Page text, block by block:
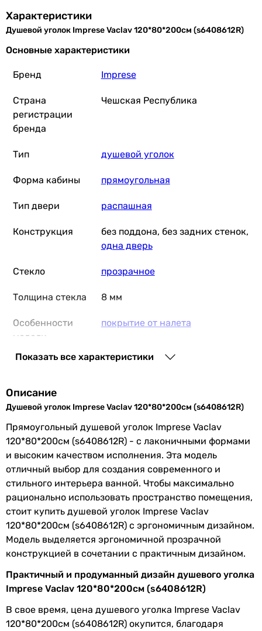
Характеристики
Душевой уголок Imprese Vaclav 120*80*200см (s6408612R)
Основные характеристики
Бренд Imprese
Страна
регистрации
бренда
Чешская Республика
Тип душевой уголок
Форма кабины прямоугольная
Тип двери распашная
Конструкция
без поддона, без задних стенок,
одна дверь
Стекло прозрачное
Толщина стекла 8 мм
Особенности
модели
покрытие от налета
Технологии Easy Clean
Материал
профиля
Комплектация профиль, витраж, дверь,ручка
петли, уплотнитель
силиконовый
Производство Чешская Республика
Физические характеристики
Ширина 120 см
Глубина
Высота 200 см
Цвет профиля хром
Показать все характеристики
Описание
Душевой уголок Imprese Vaclav 120*80*200см (s6408612R)
Прямоугольный душевой уголок Imprese Vaclav
120*80*200см (s6408612R) - с лаконичными формами
и высоким качеством исполнения. Эта модель
отличный выбор для создания современного и
стильного интерьера ванной. Чтобы максимально
рационально использовать пространство помещения,
стоит купить душевой уголок Imprese Vaclav
120*80*200см (s6408612R) с эргономичным дизайном.
Модель выделяется эргономичной прозрачной
конструкцией в сочетании с практичным дизайном.
Практичный и продуманный дизайн душевого уголка
Imprese Vaclav 120*80*200см (s6408612R)
В свое время, цена душевого уголка Imprese Vaclav
120*80*200см (s6408612R) окупится, благодаря